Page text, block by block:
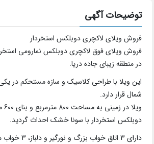
توضیحات آگهی
فروش ویلای لاکچری دوبلکس استخردار
فروش ویلای فوق لاکچری دوبلکس نمارومی
در منطقه زیبای جاده دریا.
این ویلا با طراحی کلاسیک و سازه مستحکم در
شمال قرار دارد.
دوبلکس استخردار با سونا خشک احداث گردید.
دارای 3 اتاق